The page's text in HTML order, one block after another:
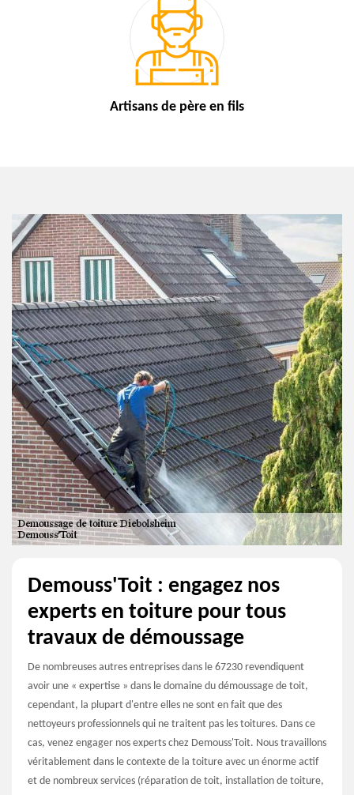
Artisans de père en fils
Demouss'Toit : engagez nos
experts en toiture pour tous
travaux de démoussage
De nombreuses autres entreprises dans le 67230 revendiquent
avoir une « expertise » dans le domaine du démoussage de toit,
cependant, la plupart d'entre elles ne sont en fait que des
nettoyeurs professionnels qui ne traitent pas les toitures. Dans ce
cas, venez engager nos experts chez Demouss'Toit. Nous travaillons
véritablement dans le contexte de la toiture avec un énorme actif
et de nombreux services (réparation de toit, installation de toiture,